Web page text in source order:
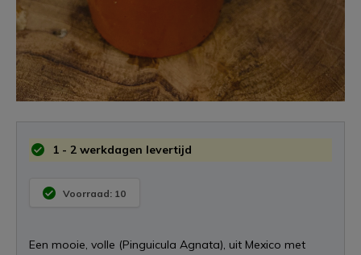
1 - 2 werkdagen levertijd
Voorraad: 10
Een mooie, volle (Pinguicula Agnata), uit Mexico met